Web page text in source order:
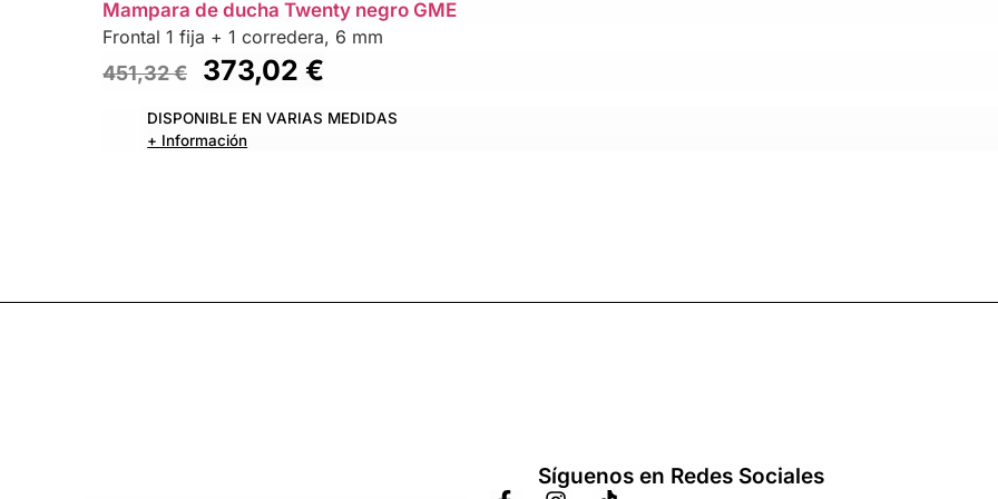
Mampara de ducha Twenty negro GME
Frontal 1 fija + 1 corredera, 6 mm
451,32€ 373,02€
DISPONIBLE EN VARIAS MEDIDAS
+ Información
Síguenos en Redes Sociales